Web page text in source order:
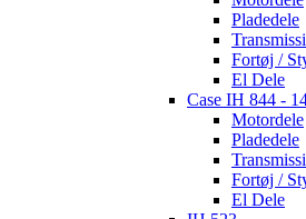
Pladedele
Fortøj /
El Dele
Case IH 844 -
Motordele
Pladedele
Fortøj /
El Dele